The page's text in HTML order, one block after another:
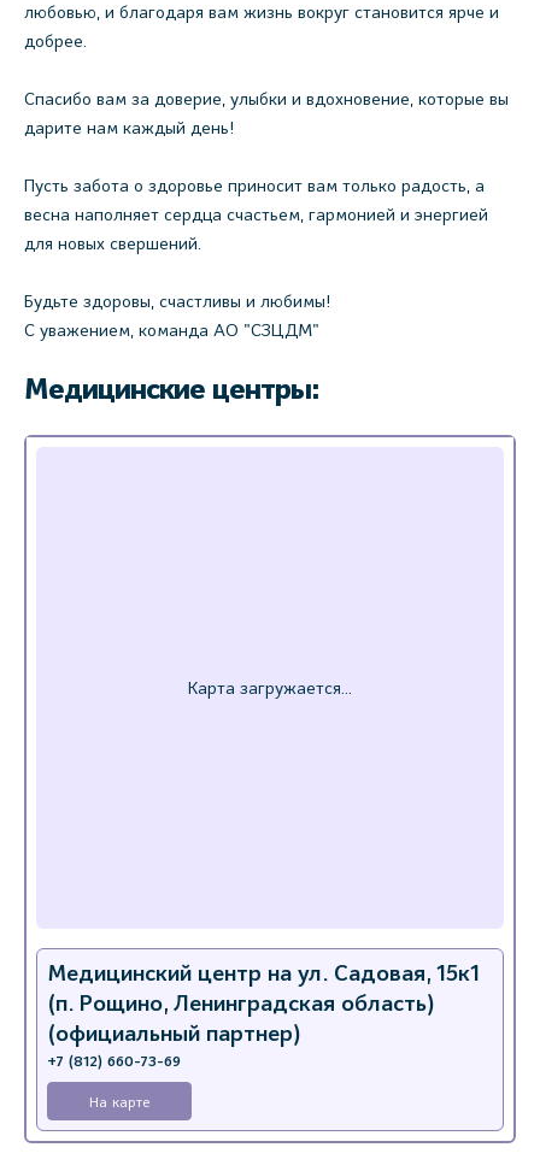
любовью, и благодаря вам жизнь вокруг становится ярче и
добрее.
Спасибо вам за доверие, улыбки и вдохновение, которые вы
дарите нам каждый день!
Пусть забота о здоровье приносит вам только радость, а
весна наполняет сердца счастьем, гармонией и энергией
для новых свершений.
Будьте здоровы, счастливы и любимы!
С уважением, команда АО "СЗЦДМ"
Медицинские центры:
Медицинский центр на ул. Садовая, 15к1
(п. Рощино, Ленинградская область)
(официальный партнер)
+7 (812) 660-73-69
На карте